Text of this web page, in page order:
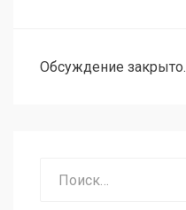
Обсуждение закрыто.